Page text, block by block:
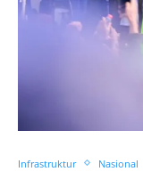
Infrastruktur Nasional